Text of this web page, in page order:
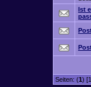
Ist
Seiten: (1)